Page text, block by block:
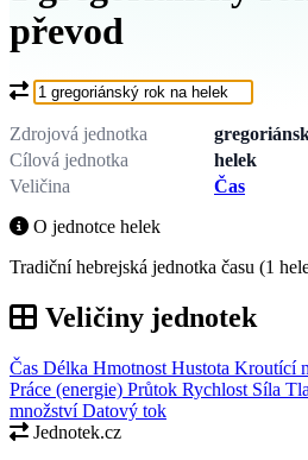
převod
Co chcete převést?
Zdrojová jednotka
Cílová jednotka
helek
Veličina
Čas
O jednotce helek
Tradiční hebrejská jednotka času (1
Veličiny jednotek
Čas Délka Hmotnost Hustota Kroutící
Práce (energie) Průtok Rychlost Síla
množstvíDatový tok
Jednotek.cz